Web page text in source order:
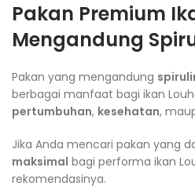
Pakan Premium
Mengandung
Pakan yang mengandung
berbagai manfaat bagi ikan
pertumbuhan, kesehatan,
Jika Anda mencari pakan yang
maksimal bagi performa ikan
rekomendasinya.